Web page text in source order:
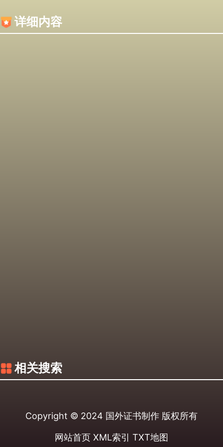
详细内容
相关搜索
Copyright © 2024 国外证书制作 版权所有
网站首页 XML索引 TXT地图